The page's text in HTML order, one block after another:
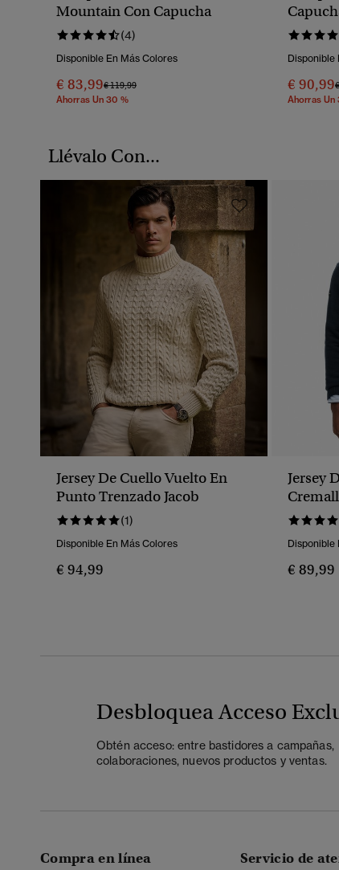
Mountain Con Capucha
(4)
Disponible En Más Colores
€ 83,99Precio Rebajado De
€ 119,99A
Ahorras Un 30 %
Disponible
€ 90,99
Ahorras Un
Llévalo Con...
Jersey De Cuello Vuelto En
Punto Trenzado Jacob
(1)
Disponible En Más Colores
€ 94,99
Jersey
Disponible
€ 89,99
Desbloquea Acceso
Obtén acceso: entre bastidores a campañas,
colaboraciones, nuevos productos y ventas.
Compra en línea
Servicio de